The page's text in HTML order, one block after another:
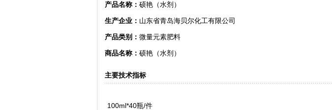
产品名称： 硕艳（水剂）
生产企业： 山东省青岛海贝尔化工有限公司
产品类别： 微量元素肥料
商品名称： 硕艳（水剂）
主要技术指标
100ml*40瓶/件